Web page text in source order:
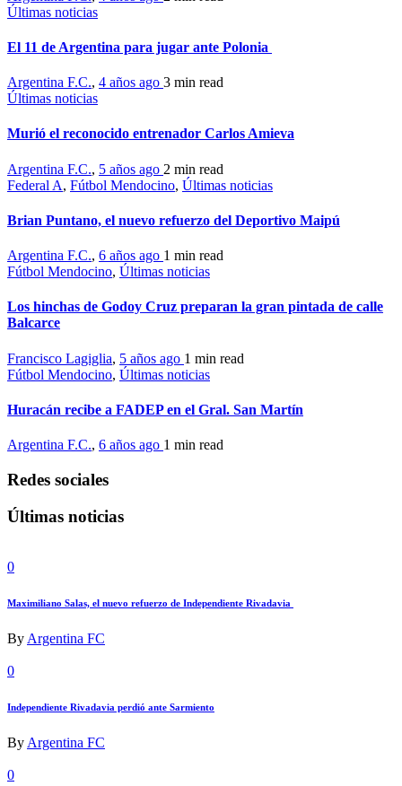
Últimas noticias
El 11 de Argentina para jugar ante Polonia
Argentina F.C., 4 años ago 3 min read
Últimas noticias
Murió el reconocido entrenador Carlos Amieva
Argentina F.C., 5 años ago 2 min read
Federal A, Fútbol Mendocino, Últimas noticias
Brian Puntano, el nuevo refuerzo del Deportivo Maipú
Argentina F.C., 6 años ago 1 min read
Fútbol Mendocino, Últimas noticias
Los hinchas de Godoy Cruz preparan la gran pintada de calle
Balcarce
Francisco Lagiglia, 5 años ago 1 min read
Fútbol Mendocino, Últimas noticias
Huracán recibe a FADEP en el Gral. San Martín
Argentina F.C., 6 años ago 1 min read
Redes sociales
Últimas noticias
0
Maximiliano Salas, el nuevo refuerzo de Independiente Rivadavia
By Argentina FC
0
Independiente Rivadavia perdió ante Sarmiento
By Argentina FC
0